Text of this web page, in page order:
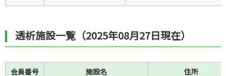
透析施設一覧（2025年08月27日現在）
会員番号 施設名 住所